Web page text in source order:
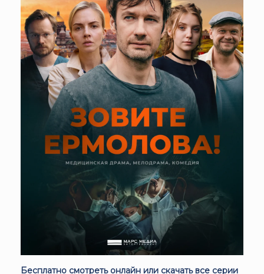
Бесплатно смотреть онлайн или скачать все серии